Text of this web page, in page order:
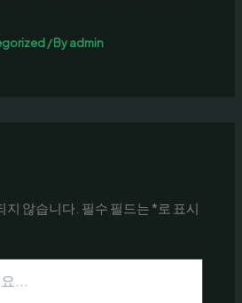
/ Byadmin
지 않습니다. 필수 필드는 *로 표시